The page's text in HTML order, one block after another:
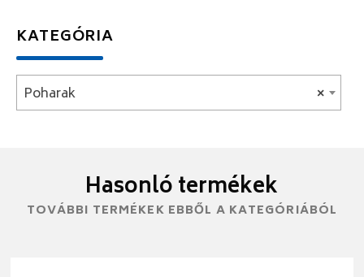
KATEGÓRIA
×
Poharak
Hasonló termékek
TOVÁBBI TERMÉKEK EBBŐL A KATEGÓRIÁBÓL